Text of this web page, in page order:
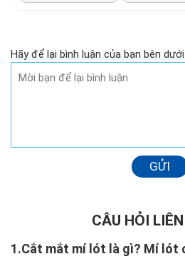
Hãy để lại bình luận của bạn bên
GỬI
CÂU HỎI
1.Cắt mắt mí lót là gì? Mí lót